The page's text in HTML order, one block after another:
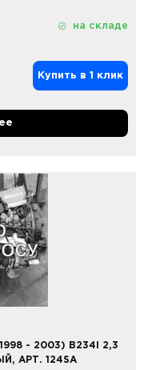
на складе
Купить в 1 клик
- 2003) B234I 2,3
АРТ. 124SA